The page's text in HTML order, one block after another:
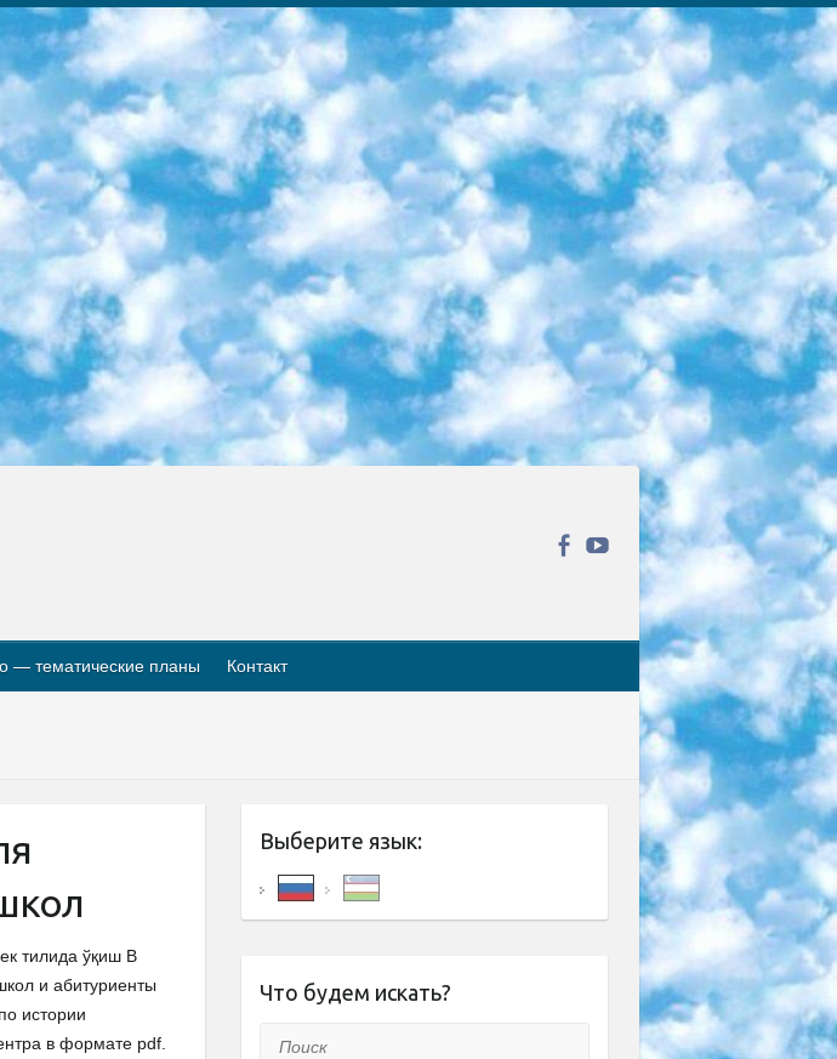
неклассов) написано Математическое письмо Письменная/устная история Узбекистана Физическое воспитание практично Итоговый контроль Для 11 класса Написание родного языка и литературы (эссе) Математическое письмо Узбекский язык (обучение на узбекском языке) не посещающее общее среднее образование для учреждений)/Образовательное учреждение выбор письменный и устный Иностранный язык письменный/устный Письменная/устная история Узбекистана *По выбору студента:  Химия  Физика  Основы государственного права  География 10 бесплатных образовательных ресурсов - Мы составили подборку онлайн-проектов с интерактивными упражнениями, видеолекциями и статьями. Они помогут вам обрести новые и освежить старые знания бесплатно. 1. «ИНТУИТ» Старейшая образовательная площадка Рунета. Здесь вы найдёте сотни текстовых и видеокурсов на десятки различных тем — от программирования до психологии. Многие курсы подготовлены российскими университетами и крупными международными компаниями вроде Intel и Microsoft. Самостоятельное обучение бесплатное, но желающие могут оплатить услуги персональных наставников. 2. «Смартия» знакомит с актуальными профессиями и подсказывает, как им обучаться. Выбрав заинтересовавшую вас специальность — SMM-специалист, фотограф, веб-дизайнер или другую, — увидите список необходимых для неё умений. Чтобы вы могли освоить их самостоятельно, для каждого умения площадка отображает подборку ссылок на учебные материалы. Хотя «Смартия» ориентируется на русскоязычную аудиторию, часть контента всё же доступна только на английском. 3. «Лекторий Физтеха» Проект Московского физико-технического института (Физтеха). С его помощью вы можете смотреть онлайн серии лекций, записанные на видео в этом вузе. В числе доступных предметов — физика, биология, химия, информационные технологии и другие. К некоторым лекциям администрация ресурса прилагает готовые конспекты, которые можно скачивать в PDF-формате. 4. ITMOcourses Онлайн-площадка Санкт-Петербургского национального исследовательского университета информационных технологий, механики и оптики (ИТМО). Ресурс предоставляет свободный доступ к курсам, разработанным в этом вузе. Каталог материалов разбит на четыре категории: «Оптические системы и технологии», «Приборостроение и робототехника», «Информационные технологии» и «Биотехнологии». Курсы состоят из видеолекций, интерактивных демонстраций и заданий. 5. «КиберЛенинка» Электронная научная библиотека открытого доступа. Каталог площадки регулярно обрастает текстами статей из различных научных изданий. Сгруппированные по журналам и рубрикам публикации можно читать онлайн или скачивать целиком в PDF-формате. Проект нацелен на популяризацию науки за счёт открытого доступа к качественной информации. 6. «ПостНаука» На этом ресурсе публикуют подборки видеолекций, составленные экспертами из разных отраслей и объединённые общими темами. Среди них, к примеру, есть серии «Биоинформатика и геномика», «Культура средневековой Скандинавии» и Cinema Studies о теории кино. Каждая подборка лекций — логически связанная история, рассказанная экспертом от первого лица. Кроме того, на сайте появляются научно-образовательные статьи и тесты на разные темы. 7. «Newочём» Команда проекта «Newочём» отбирает самые интересные тексты из англоязычных СМИ и переводит те из них, за которые голосуют участники сообщества «ВКонтакте». По большей части это научно-популярные статьи. Редакторы придумывают лишь заголовки, в остальном содержание переводов соответствует оригиналам. Полные тексты можно читать прямо в социальной сети. 8. InternetUrok Онлайн-база материалов по основным дисциплинам школьной программы. Информация на сайте структурирована по классам, предметам и темам (урокам). Каждый урок состоит из видеолекций и конспектов. Есть также интерактивные тренажёры и тесты для закрепления пройденного материала. Даже если вы давно окончили школу, возможность повторить программу старших классов всегда может пригодиться. 9. Edutainme Ещё один ресурс об образовании. В отличие от Newtonew, как мне кажется, Edutainme больше ориентируется на представителей индустрии: педагогов, предпринимателей, разработчиков образовательных проектов. Но и любой, кто просто стремится к саморазвитию, найдёт на сайте много полезного и интересного для себя. Например, информацию о новых курсах и образовательных сервисах. 10. Newtonew Онлайн-медиа об образовании и обучении в широком смысле. Авторы Newtonew пишут об инструментах, заведениях, тактиках и стратегиях, которые помогают учить других и получать новые знания самостоятельно. На этой площадке вы найдёте новости, обзоры, аналитические мат
— тематические планы Контакт
тилида ўқиш В
и абитуриенты
истории
в формате pdf.
Выберите язык:
Что будем искать?
Поиск